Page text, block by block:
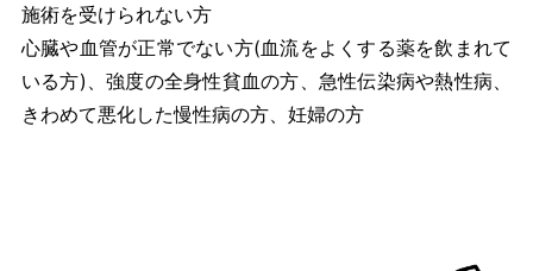
施術を受けられない方
心臓や血管が正常でない方(血流をよくする薬を飲まれて
いる方)、強度の全身性貧血の方、急性伝染病や熱性病、
きわめて悪化した慢性病の方、妊婦の方